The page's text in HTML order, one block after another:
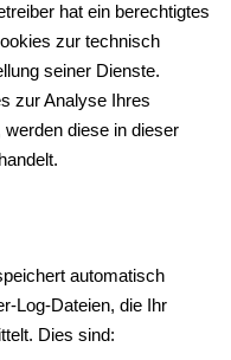
hat ein berechtigtes
zur technisch
seiner Dienste.
zur Analyse Ihres
diese in dieser
automatisch
Log-Dateien, die Ihr
Dies sind: